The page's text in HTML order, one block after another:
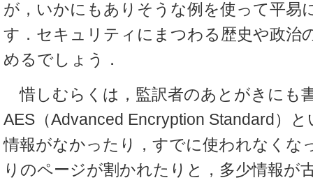
が，いかにもありそうな例を使って平易
す．セキュリティにまつわる歴史や政治
めるでしょう．
惜しむらくは，監訳者のあとがきにも
AES（Advanced Encryption Standard）
情報がなかったり，すでに使われなくな
りのページが割かれたりと，多少情報が